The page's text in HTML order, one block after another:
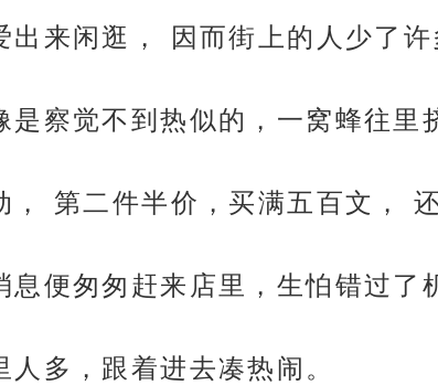
来闲逛， 因而街上的人少了许
察觉不到热似的，一窝蜂往里
第二件半价，买满五百文，
便匆匆赶来店里，生怕错过了
多，跟着进去凑热闹。